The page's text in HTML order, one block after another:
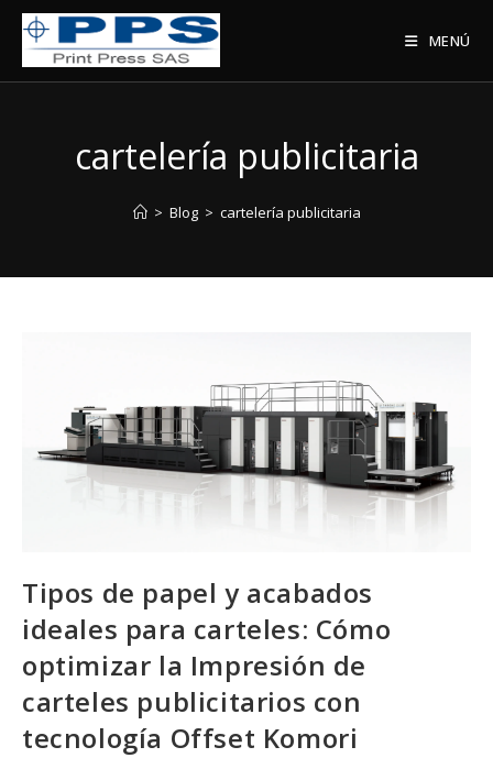
Saltar
contenido
MENÚ
cartelería publicitaria
> Blog > cartelería publicitaria
Tipos de papel y acabados
ideales para carteles: Cómo
optimizar la Impresión de
carteles publicitarios con
tecnología Offset Komori